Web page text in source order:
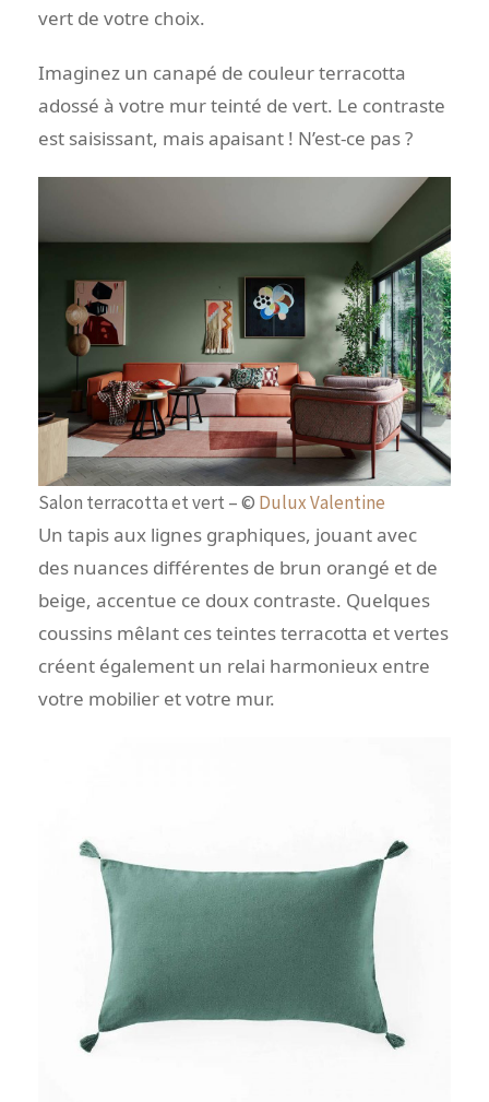
vert de votre choix.
Imaginez un canapé de couleur terracotta
adossé à votre mur teinté de vert. Le contraste
est saisissant, mais apaisant ! N’est-ce pas ?
Salon terracotta et vert – © Dulux Valentine
Un tapis aux lignes graphiques, jouant avec
des nuances différentes de brun orangé et de
beige, accentue ce doux contraste. Quelques
coussins mêlant ces teintes terracotta et vertes
créent également un relai harmonieux entre
votre mobilier et votre mur.